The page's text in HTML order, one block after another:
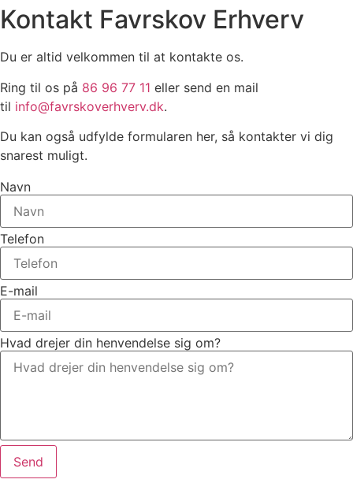
Kontakt Favrskov Erhverv
Du er altid velkommen til at kontakte os.
Ring til os på 86 96 77 11 eller send en mail
til info@favrskoverhverv.dk.
Du kan også udfylde formularen her, så kontakter vi dig
snarest muligt.
Navn
Telefon
E-mail
Hvad drejer din henvendelse sig om?
Send